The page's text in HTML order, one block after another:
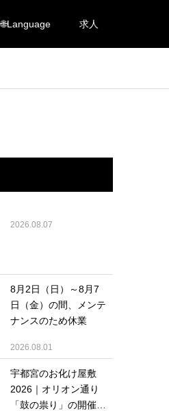
🌐Language 求人
2026.08.07
8月2日（日）～8月7
日（金）の間、メンテ
ナンスのため休業
2026.08.01
宇都宮のお化け屋敷
2026｜オリオン通り
「鼓の祟り」の開催